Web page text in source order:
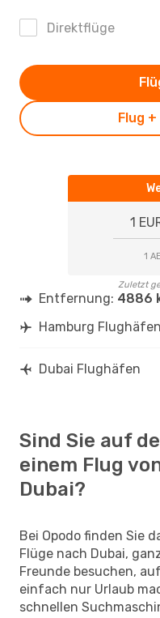
Direktflüge
Flug
1
1
Zuletzt
Entfernung: 4886
Hamburg Flughäfen
Dubai Flughäfen
Sind Sie auf
einem Flug
Dubai?
Bei Opodo finden Sie
Flüge nach Dubai,
Freunde besuchen,
einfach nur Urlaub
schnellen